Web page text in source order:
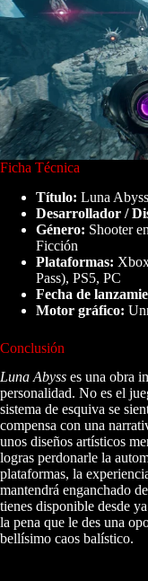
Ficha Técnica
Título: Luna Abyss
Desarrollador /
Género: Shooter
Ficción
Plataformas:
Pass), PS5, PC
Fecha de
Motor gráfico:
Conclusión
Luna Abyss es una obra
personalidad. No es el
sistema de esquiva se
compensa con una
unos diseños artísticos
logras perdonarle la
plataformas, la
mantendrá enganchado
tienes disponible desde
la pena que le des una
bellísimo caos balístico.